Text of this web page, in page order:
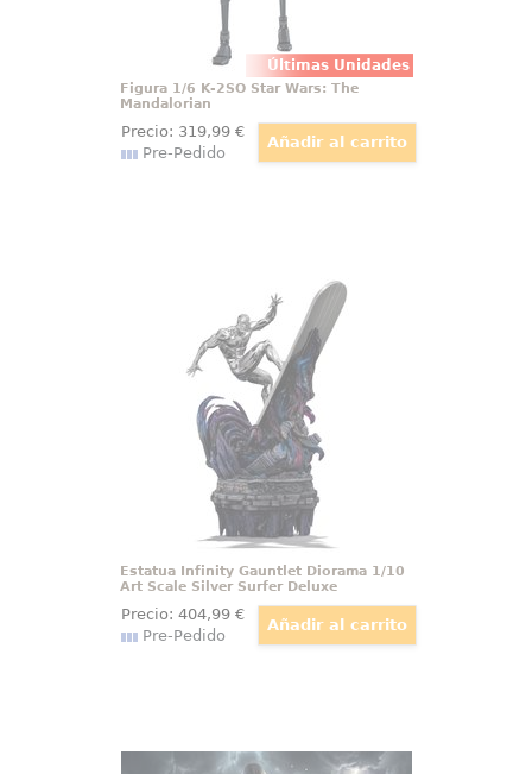
Últimas Unidades
Figura 1/6 K-2SO Star Wars: The
Mandalorian
Precio: 319,99€
Pre-Pedido
Estatua Infinity Gauntlet Diorama
1/10 Art Scale Silver Surfer Deluxe
Una pieza que impone presencia
desde el primer vistazo y
transforma cualquier espacio en
un homenaje al universo Marvel.
Esta estatua Silver Surfer Marvel
1/10 representa al icónico heraldo
Estatua Infinity Gauntlet Diorama 1/10
Art Scale Silver Surfer Deluxe
Precio: 404,99€
Pre-Pedido
Estatua 1/5 Darth Revan Star Wars